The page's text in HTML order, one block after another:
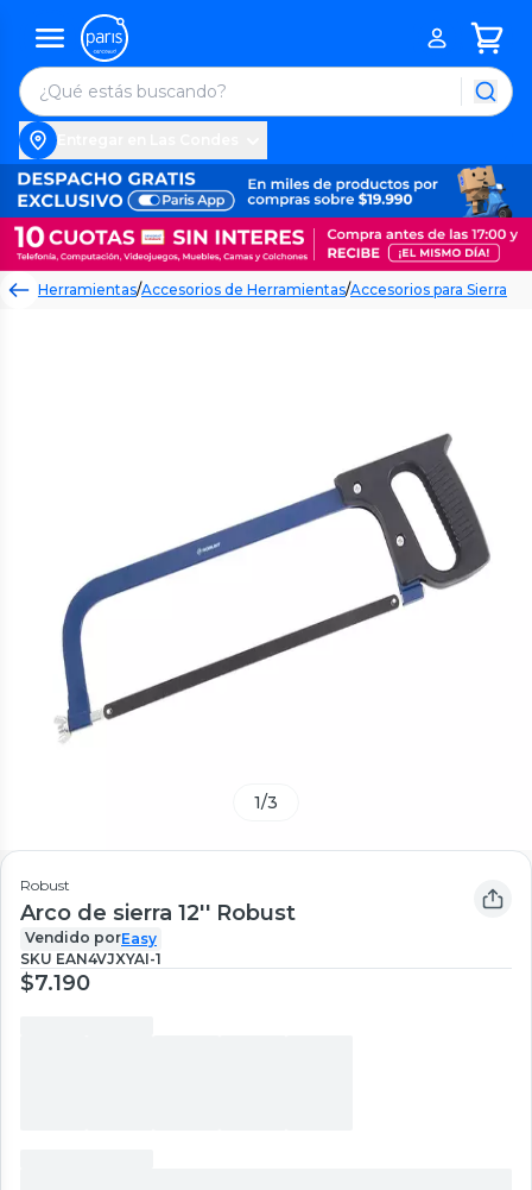
Herramientas/Accesorios de Herramientas/Accesorios para Sierra
1/3
Robust
Arco de sierra 12'' Robust
Vendido porEasy
SKU EAN4VJXYAI-1
$7.190